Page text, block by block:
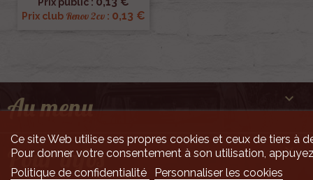
Prix club Renov 2cv : 0,13 €
Au menu 
Pour infos 
Ce site Web utilise ses propres cookies et ceux de tiers à
Pour donner votre consentement à son utilisation,
Politique de confidentialité
Personnaliser les cookies